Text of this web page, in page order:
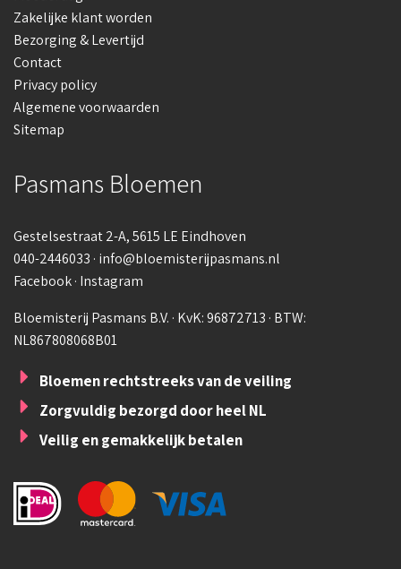
Zakelijke klant worden
Bezorging & Levertijd
Contact
Privacy policy
Algemene voorwaarden
Sitemap
Pasmans Bloemen
Gestelsestraat 2-A, 5615 LE Eindhoven
040-2446033 · info@bloemisterijpasmans.nl
Facebook· Instagram
Bloemisterij Pasmans B.V. · KvK: 96872713 · BTW:
NL867808068B01
Bloemen rechtstreeks van de veiling
Zorgvuldig bezorgd door heel NL
Veilig en gemakkelijk betalen